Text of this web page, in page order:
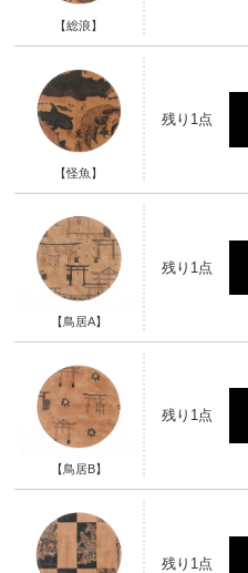
【総浪】
【怪魚】
残り1点
【鳥居A】
残り1点
【鳥居B】
残り1点
残り1点